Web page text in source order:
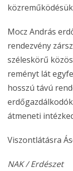
Mocz András
rendezvény
széleskörű
reményt lát
hosszú távú
átmeneti
Viszontlátásra
NAK / Erdészet